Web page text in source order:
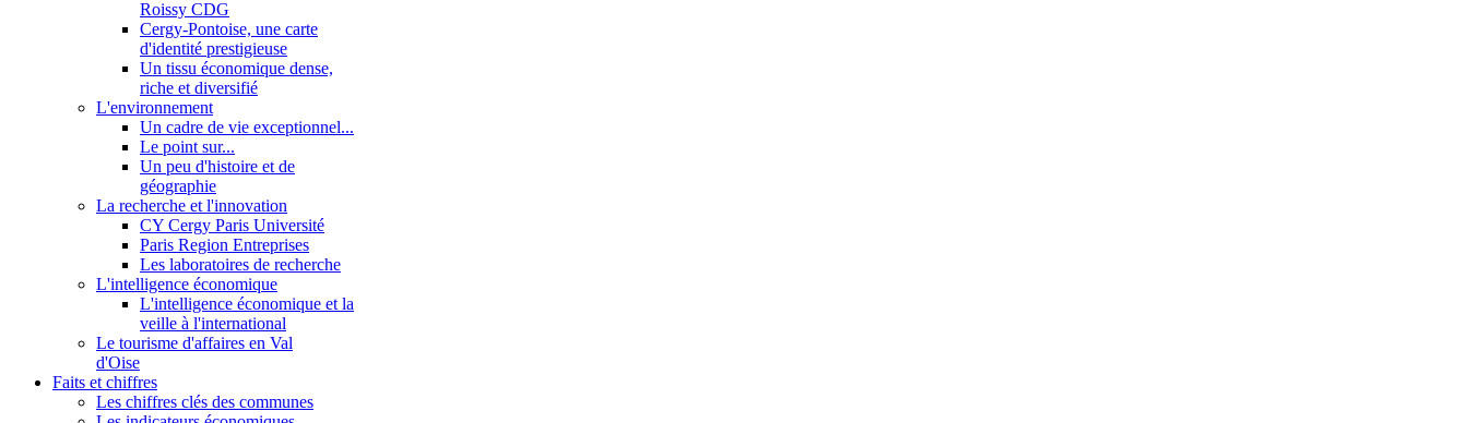
Roissy CDG
Cergy-Pontoise, une carte
d'identité prestigieuse
Un tissu économique dense,
riche et diversifié
L'environnement
Un cadre de vie exceptionnel...
Le point sur...
Un peu d'histoire et de
géographie
La recherche et l'innovation
CY Cergy Paris Université
Paris Region Entreprises
Les laboratoires de recherche
L'intelligence économique
L'intelligence économique et la
veille à l'international
Le tourisme d'affaires en Val
d'Oise
Faits et chiffres
Les chiffres clés des communes